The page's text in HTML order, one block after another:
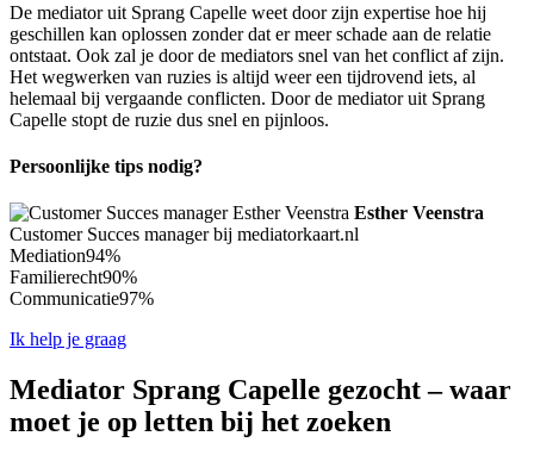
De mediator uit Sprang Capelle weet door zijn expertise hoe hij
geschillen kan oplossen zonder dat er meer schade aan de relatie
ontstaat. Ook zal je door de mediators snel van het conflict af zijn.
Het wegwerken van ruzies is altijd weer een tijdrovend iets, al
helemaal bij vergaande conflicten. Door de mediator uit Sprang
Capelle stopt de ruzie dus snel en pijnloos.
Persoonlijke tips nodig?
Esther Veenstra
Customer Succes manager bij mediatorkaart.nl
Mediation94%
Familierecht90%
Communicatie97%
Ik help je graag
Mediator Sprang Capelle gezocht – waar
moet je op letten bij het zoeken